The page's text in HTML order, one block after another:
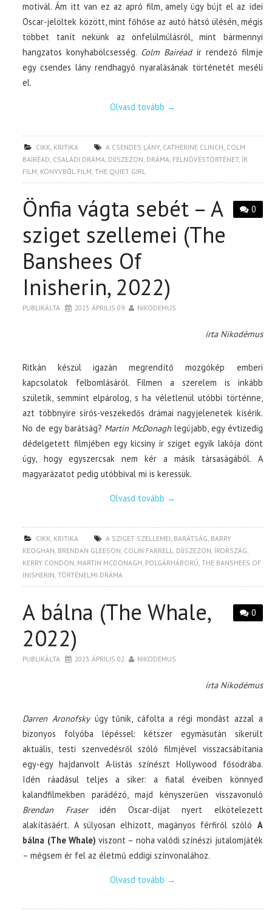
motivál. Ám itt van ez az apró film, amely úgy bújt el az idei
Oscar-jelöltek között, mint főhőse az autó hátsó ülésén, mégis
többet tanít nekünk az önfelülmúlásról, mint bármennyi
hangzatos konyhabölcsesség. Colm Bairéadír rendező filmje
egy csendes lány rendhagyó nyaralásának történetét meséli
el.
Olvasd tovább →
CIKK KRITIKA A CSENDES LÁNY, CATHERINE CLINCH COLM
BAIRÉAD CSALÁDI DRÁMA DÍJSZEZON DRÁMA FELNÖVÉSTÖRTÉNET, ÍR
FILM KÖNYVBŐL FILM ,THE QUIET GIRL
0
Önfia vágta sebét – A
sziget szellemei (The
Banshees Of
Inisherin, 2022)
PUBLIKÁLTA 2023. ÁPRILIS 09. NIKODEMUS
írta Nikodémus
Ritkán készül igazán megrendítő mozgókép emberi
kapcsolatok felbomlásáról. Filmen a szerelem is inkább
születik, semmint elpárolog, s ha véletlenül utóbbi történne,
azt többnyire sírós-veszekedős drámai nagyjelenetek kísérik.
No de egy barátság? Martin McDonaghlegújabb, egy évtizedig
dédelgetett filmjében egy kicsiny ír sziget egyik lakója dönt
úgy, hogy egyszercsak nem kér a másik társaságából. A
magyarázatot pedig utóbbival mi is keressük.
Olvasd tovább →
CIKK KRITIKA A SZIGET SZELLEMEI BARÁTSÁG BARRY
KEOGHAN BRENDAN GLEESON COLIN FARRELL DÍJSZEZON ÍRORSZÁG
KERRY CONDON MARTIN MCDONAGH POLGÁRHÁBORÚ ,THE BANSHEES OF
INISHERIN ,TÖRTÉNELMI DRÁMA
0
A bálna (The Whale,
2022)
PUBLIKÁLTA 2023. ÁPRILIS 02. NIKODEMUS
írta Nikodémus
Darren Aronofskyúgy tűnik, cáfolta a régi mondást azzal a
bizonyos folyóba lépéssel: kétszer egymásután sikerült
aktuális, testi szenvedésről szóló filmjével visszacsábítania
egy-egy hajdanvolt A-listás színészt Hollywood fősodrába.
Idén ráadásul teljes a siker: a fiatal éveiben könnyed
kalandfilmekben parádézó, majd kényszerűen visszavonuló
Brendan Fraseridén Oscar-díjat nyert elkötelezett
alakításáért. A súlyosan elhízott, magányos férfiről szóló A
bálna (The Whale) viszont – noha valódi színészi jutalomjáték
– mégsem ér fel az életmű eddigi színvonalához.
Olvasd tovább →